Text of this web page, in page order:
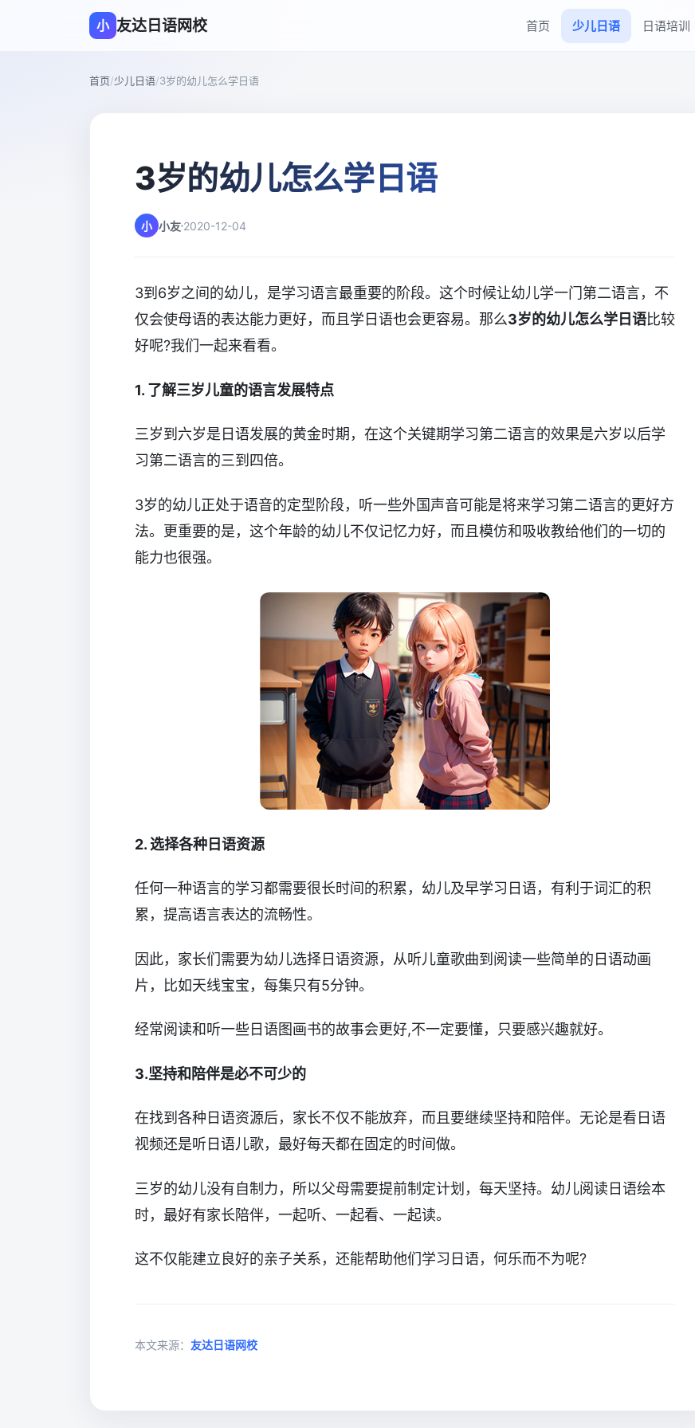
小 友达日语网校 首页 少儿日语 日语培训
首页/少儿日语/3岁的幼儿怎么学日语
3岁的幼儿怎么学日语
小 小友 2020-12-04
3到6岁之间的幼儿，是学习语言最重要的阶段。这个时候让幼儿学一门第二语言，不
仅会使母语的表达能力更好，而且学日语也会更容易。那么3岁的幼儿怎么学日语比较
好呢?我们一起来看看。
1. 了解三岁儿童的语言发展特点
三岁到六岁是日语发展的黄金时期，在这个关键期学习第二语言的效果是六岁以后学
习第二语言的三到四倍。
3岁的幼儿正处于语音的定型阶段，听一些外国声音可能是将来学习第二语言的更好方
法。更重要的是，这个年龄的幼儿不仅记忆力好，而且模仿和吸收教给他们的一切的
能力也很强。
2. 选择各种日语资源
任何一种语言的学习都需要很长时间的积累，幼儿及早学习日语，有利于词汇的积
累，提高语言表达的流畅性。
因此，家长们需要为幼儿选择日语资源，从听儿童歌曲到阅读一些简单的日语动画
片，比如天线宝宝，每集只有5分钟。
经常阅读和听一些日语图画书的故事会更好,不一定要懂，只要感兴趣就好。
3.坚持和陪伴是必不可少的
在找到各种日语资源后，家长不仅不能放弃，而且要继续坚持和陪伴。无论是看日语
视频还是听日语儿歌，最好每天都在固定的时间做。
三岁的幼儿没有自制力，所以父母需要提前制定计划，每天坚持。幼儿阅读日语绘本
时，最好有家长陪伴，一起听、一起看、一起读。
这不仅能建立良好的亲子关系，还能帮助他们学习日语，何乐而不为呢?
本文来源： 友达日语网校